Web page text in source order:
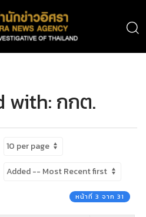
with: กกต.
หน้าที่ 3 จาก 31